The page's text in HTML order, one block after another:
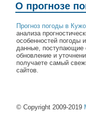
О прогнозе
Прогноз погоды в
анализа
особенностей погоды
данные, поступающие
обновление и
получаете самый
сайтов.
© Copyright 2009-2019